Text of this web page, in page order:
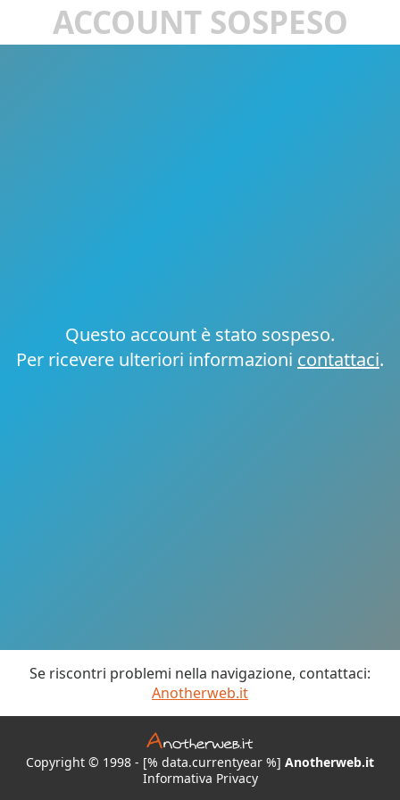
ACCOUNT SOSPESO
Questo account è stato sospeso.
Per ricevere ulteriori informazioni contattaci.
Se riscontri problemi nella navigazione, contattaci:
Anotherweb.it
Copyright © 1998 - [% data.currentyear %] Anotherweb.it
Informativa Privacy